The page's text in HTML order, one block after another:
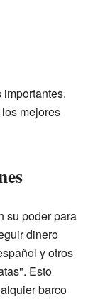
mejores
su poder para
dinero
y otros
Esto
barco